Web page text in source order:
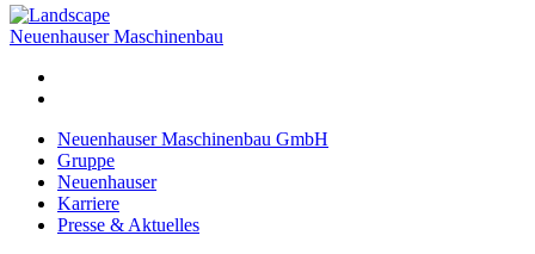
Neuenhauser Maschinenbau
Neuenhauser Maschinenbau GmbH
Gruppe
Neuenhauser
Karriere
Presse & Aktuelles